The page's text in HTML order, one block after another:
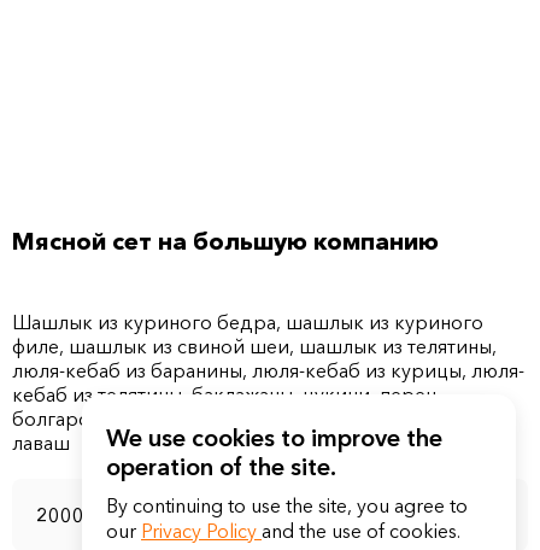
Мясной сет на большую компанию
Шашлык из куриного бедра, шашлык из куриного
филе, шашлык из cвинoй шеи, шашлык из телятины,
люля-кебаб из баранины, люля-кебаб из курицы, люля-
кебаб из телятины, баклажаны, цукини, перец
болгарский, помидоры, перец стручковый острый,
2000 г
We use cookies to improve the
operation of the site.
By continuing to use the site, you agree to
our Privacy Policy and the use of cookies.